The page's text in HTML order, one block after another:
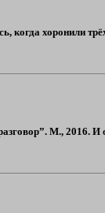
когда хоронили
М., 2016.